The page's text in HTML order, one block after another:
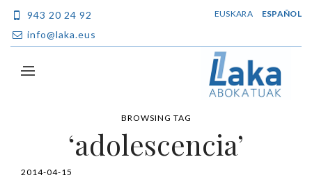
943 20 24 92
info@laka.eus
EUSKARA ESPAÑOL
BROWSING TAG
‘adolescencia’
2014-04-15